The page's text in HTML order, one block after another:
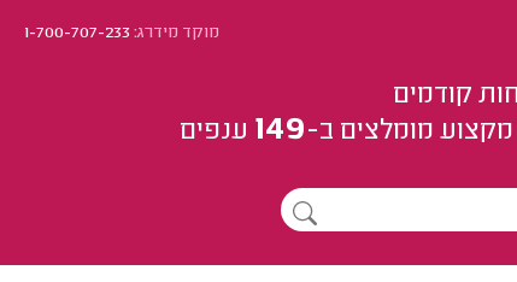
מוקד מידרג:1-700-707-233
קודמים
מקצוע מומלצים ב-149 ענפים